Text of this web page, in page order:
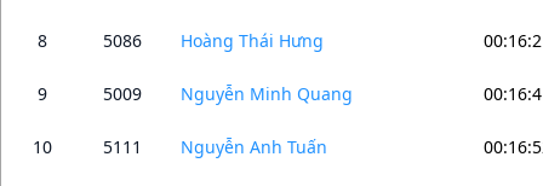
8 5086 Hoàng Thái Hưng
9 5009 Nguyễn Minh Quang
10 5111 Nguyễn Anh Tuấn